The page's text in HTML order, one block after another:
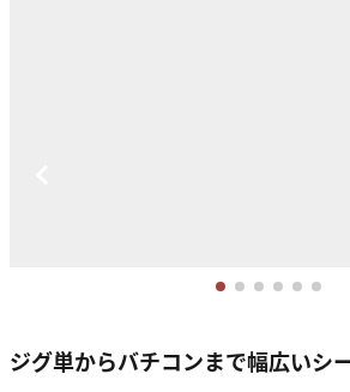
ジグ単からバチコンまで幅広いシ